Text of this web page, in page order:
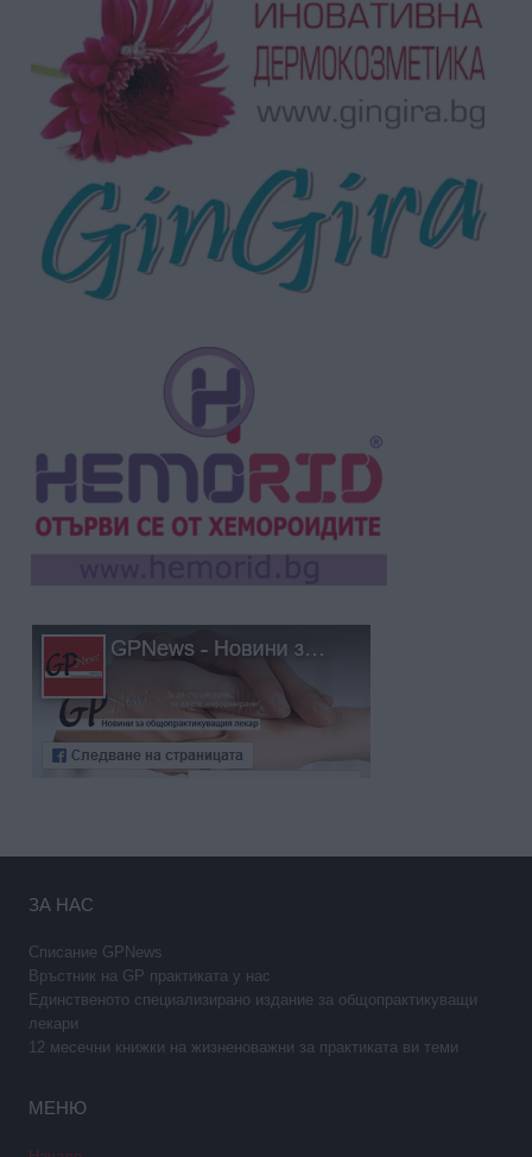
ЗА НАС
Списание GPNews
Връстник на GP практиката у нас
Единственото специализирано издание за общопрактикуващи
лекари
12 месечни книжки на жизненоважни за практиката ви теми
МЕНЮ